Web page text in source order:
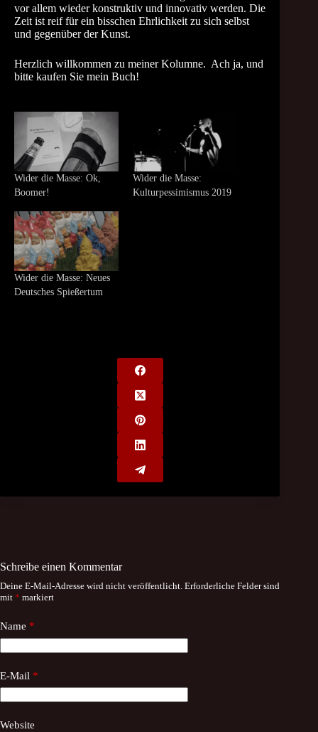
vor allem wieder konstruktiv und innovativ werden. Die
Zeit ist reif für ein bisschen Ehrlichkeit zu sich selbst
und gegenüber der Kunst.
Herzlich willkommen zu meiner Kolumne. Ach ja, und
bitte kaufen Sie mein Buch!
Wider die Masse: Ok,
Boomer!
Wider die Masse:
Kulturpessimismus 2019
Wider die Masse: Neues
Deutsches Spießertum
Schreibe einen Kommentar
Deine E-Mail-Adresse wird nicht veröffentlicht. Erforderliche Felder sind
mit * markiert
Name *
E-Mail *
Website